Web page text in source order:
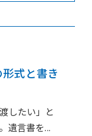
式と書き
したい」と
遺言書を...